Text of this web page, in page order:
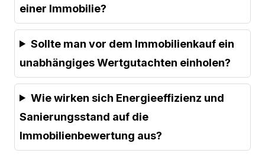
einer Immobilie?
Sollte man vor dem Immobilienkauf ein
unabhängiges Wertgutachten einholen?
Wie wirken sich Energieeffizienz und
Sanierungsstand auf die
Immobilienbewertung aus?